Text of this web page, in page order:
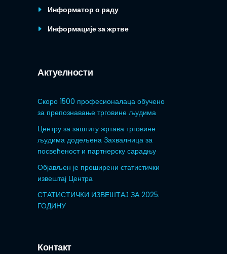
Информатор о раду
Информације за жртве
Актуелности
Скоро 1500 професионалаца обучено
за препознавање трговине људима
Центру за заштиту жртава трговине
људима додељена Захвалница за
посвећеност и партнерску сарадњу
Објављен је проширени статистички
извештај Центра
СТАТИСТИЧКИ ИЗВЕШТАЈ ЗА 2025.
ГОДИНУ
Контакт